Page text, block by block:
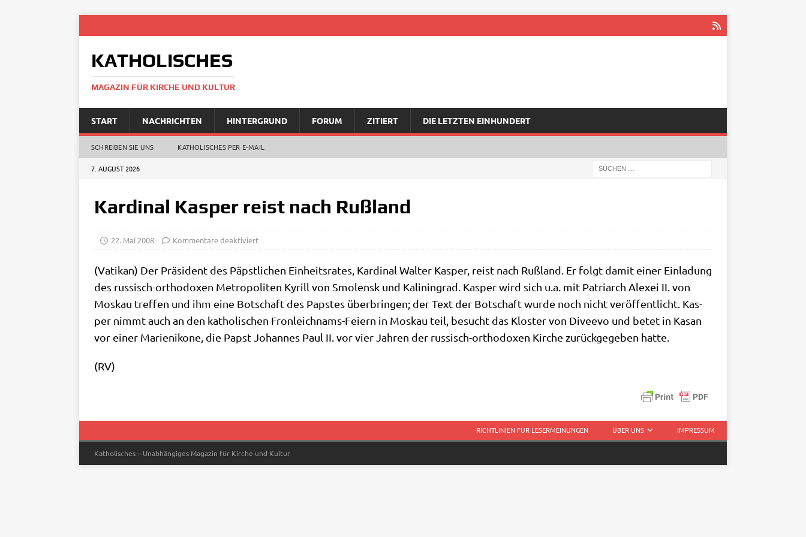
KATHOLISCHES
MAGAZIN FÜR KIRCHE UND KULTUR
START NACHRICHTEN HINTERGRUND FORUM ZITIERT DIE LETZTEN EINHUNDERT
SCHREIBEN SIE UNS KATHOLISCHES PER E‑MAIL
7. AUGUST 2026
Kardinal Kasper reist nach Rußland
22. Mai 2008 Kommentare deaktiviert
(Vati­kan) Der Prä­si­dent des Päpst­li­chen Ein­heits­ra­tes, Kar­di­nal Wal­ter Kas­per, reist nach Ruß­land. Er folgt damit einer Ein­la­dung
des rus­sisch-ortho­do­xen Metro­po­li­ten Kyrill von Smo­lensk und Kali­nin­grad. Kas­per wird sich u.a. mit Patri­arch Alex­ei II. von
Mos­kau tref­fen und ihm eine Bot­schaft des Pap­stes über­brin­gen; der Text der Bot­schaft wur­de noch nicht ver­öf­fent­licht. Kas­
per nimmt auch an den katho­li­schen Fron­leich­nams-Fei­ern in Mos­kau teil, besucht das Klo­ster von Diveevo und betet in Kasan
vor einer Mari­en­iko­ne, die Papst Johan­nes Paul II. vor vier Jah­ren der rus­sisch-ortho­do­xen Kir­che zurück­ge­ge­ben hatte.
(RV)
RICHTLINIEN FÜR LESERMEINUNGEN ÜBER UNS IMPRESSUM
Katholisches – Unabhängiges Magazin für Kirche und Kultur